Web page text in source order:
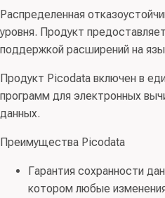
консультационные и
информационных
обработке данных,
ООО
Требования-к-СУБД-6
Схема сертификации:серия,
лаборатория: АО НПП «ЭПБ»
«ГНИИИ ПТЗИ ФСТЭК
Требования-к-СУБД-4
Распределенная
уровня. Продукт
поддержкой расширений на
Продукт Picodata включен в
программ для электронных
данных.
Преимущества Picodata
Гарантия сохранности
котором любые